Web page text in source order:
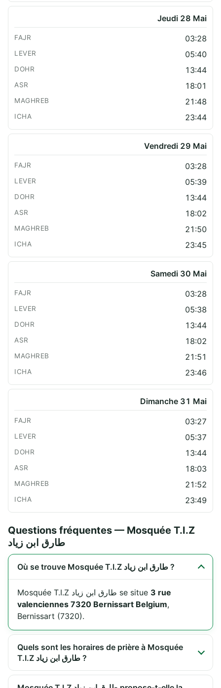
Jeudi 28 Mai
03:28
05:40
13:44
18:01
21:48
23:44
Vendredi 29 Mai
03:28
05:39
13:44
18:02
21:50
23:45
Samedi 30 Mai
03:28
05:38
13:44
18:02
21:51
23:46
Dimanche 31 Mai
03:27
05:37
13:44
18:03
21:52
23:49
Questions fréquentes — Mosquée T.I.Z
طارق ابن زياد
Où se trouve Mosquée T.I.Z طارق ابن زياد ?
Mosquée T.I.Z طارق ابن زياد se situe 3 rue
valenciennes 7320 Bernissart Belgium,
Bernissart (7320).
Quels sont les horaires de prière à Mosquée
T.I.Z طارق ابن زياد ?